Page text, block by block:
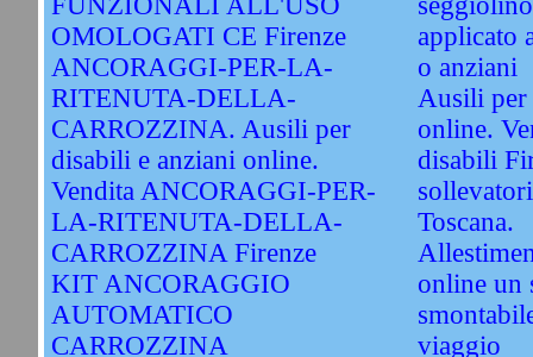
OMOLOGATI CE Firenze
ANCORAGGI-PER-LA-
RITENUTA-DELLA-
CARROZZINA. Ausili per
disabili e anziani online.
Vendita ANCORAGGI-PER-
LA-RITENUTA-DELLA-
CARROZZINA Firenze
KIT ANCORAGGIO
AUTOMATICO
CARROZZINA
applicato
o anziani
Ausili per
online.
disabili
Toscana.
online un
viaggio